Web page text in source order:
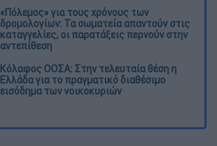
«Πόλεμος» για τους χρόνους των
δρομολογίων: Τα σωματεία απαντούν στις
καταγγελίες, οι παρατάξεις περνούν στην
αντεπίθεση
Κόλαφος ΟΟΣΑ: Στην τελευταία θέση η
Ελλάδα για το πραγματικό διαθέσιμο
εισόδημα των νοικοκυριών